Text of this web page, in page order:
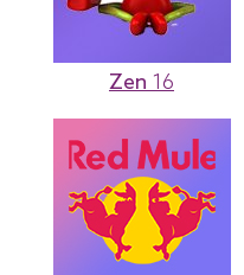
Zen 16